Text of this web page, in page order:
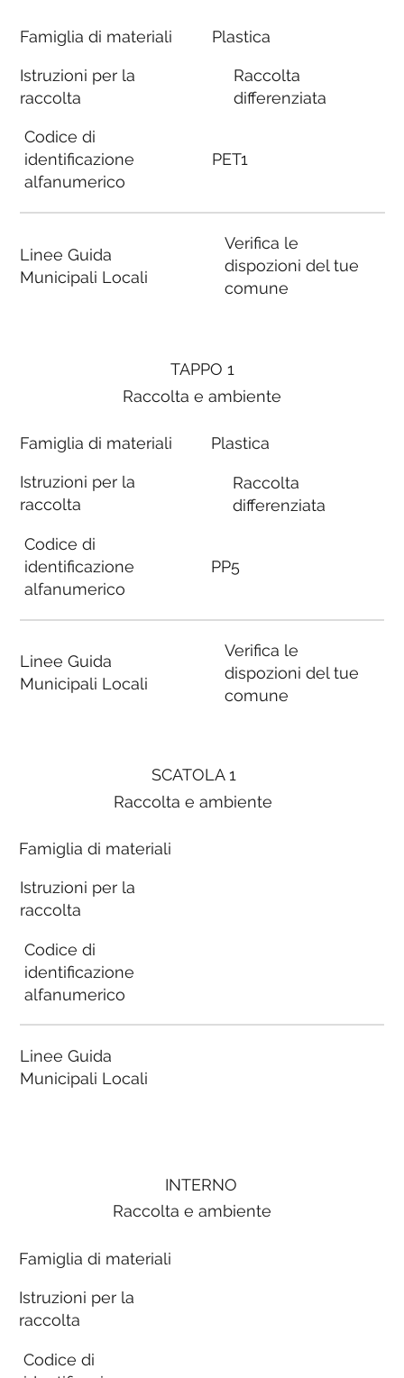
Famiglia di materiali
Istruzioni per la
raccolta
Codice di
identificazione
alfanumerico
Linee Guida
Municipali Locali
Plastica
Raccolta
differenziata
PET1
Verifica le
dispozioni del tue
comune
SCATOLA 1
Raccolta e ambiente
Famiglia di materiali
Istruzioni per la
raccolta
Codice di
identificazione
alfanumerico
Linee Guida
Municipali Locali
TAPPO 1
Raccolta e ambiente
Famiglia di materiali
Istruzioni per la
raccolta
Codice di
identificazione
alfanumerico
Linee Guida
Municipali Locali
Plastica
Raccolta
differenziata
PP5
Verifica le
dispozioni del tue
comune
INTERNO
Raccolta e ambiente
Famiglia di materiali
Istruzioni per la
raccolta
Codice di